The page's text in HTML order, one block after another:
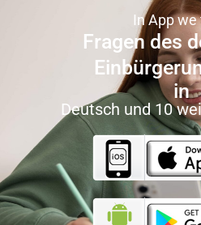
In App
Fragen des
in
Deutsch und 10